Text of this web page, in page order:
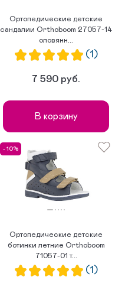
Ортопедические детские
сандалии Orthoboom 27057-14
оловянн...
(1)
7 590 руб.
В корзину
- 10%
Ортопедические детские
ботинки летние Orthoboom
71057-01 т...
(1)